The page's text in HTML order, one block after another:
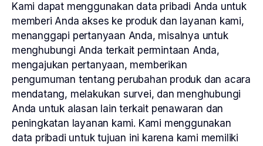
Kami dapat menggunakan data pribadi Anda untuk
memberi Anda akses ke produk dan layanan kami,
menanggapi pertanyaan Anda, misalnya untuk
menghubungi Anda terkait permintaan Anda,
mengajukan pertanyaan, memberikan
pengumuman tentang perubahan produk dan acara
mendatang, melakukan survei, dan menghubungi
Anda untuk alasan lain terkait penawaran dan
peningkatan layanan kami. Kami menggunakan
data pribadi untuk tujuan ini karena kami memiliki